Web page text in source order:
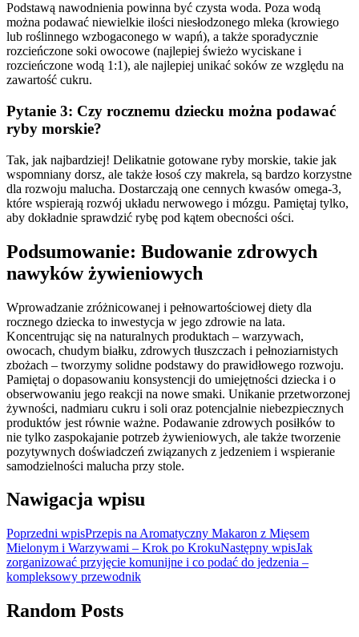
Podstawą nawodnienia powinna być czysta woda. Poza wodą
można podawać niewielkie ilości niesłodzonego mleka (krowiego
lub roślinnego wzbogaconego w wapń), a także sporadycznie
rozcieńczone soki owocowe (najlepiej świeżo wyciskane i
rozcieńczone wodą 1:1), ale najlepiej unikać soków ze względu na
zawartość cukru.
Pytanie 3: Czy rocznemu dziecku można podawać
ryby morskie?
Tak, jak najbardziej! Delikatnie gotowane ryby morskie, takie jak
wspomniany dorsz, ale także łosoś czy makrela, są bardzo korzystne
dla rozwoju malucha. Dostarczają one cennych kwasów omega-3,
które wspierają rozwój układu nerwowego i mózgu. Pamiętaj tylko,
aby dokładnie sprawdzić rybę pod kątem obecności ości.
Podsumowanie: Budowanie zdrowych
nawyków żywieniowych
Wprowadzanie zróżnicowanej i pełnowartościowej diety dla
rocznego dziecka to inwestycja w jego zdrowie na lata.
Koncentrując się na naturalnych produktach – warzywach,
owocach, chudym białku, zdrowych tłuszczach i pełnoziarnistych
zbożach – tworzymy solidne podstawy do prawidłowego rozwoju.
Pamiętaj o dopasowaniu konsystencji do umiejętności dziecka i o
obserwowaniu jego reakcji na nowe smaki. Unikanie przetworzonej
żywności, nadmiaru cukru i soli oraz potencjalnie niebezpiecznych
produktów jest równie ważne. Podawanie zdrowych posiłków to
nie tylko zaspokajanie potrzeb żywieniowych, ale także tworzenie
pozytywnych doświadczeń związanych z jedzeniem i wspieranie
samodzielności malucha przy stole.
Nawigacja wpisu
Poprzedni wpisPrzepis na Aromatyczny Makaron z Mięsem
Mielonym i Warzywami – Krok po KrokuNastępny wpisJak
zorganizować przyjęcie komunijne i co podać do jedzenia –
kompleksowy przewodnik
Random Posts